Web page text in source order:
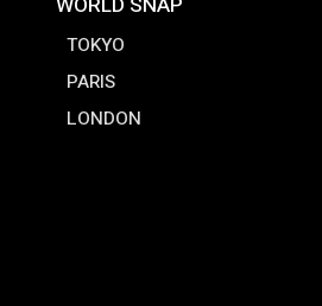
TOKYO
PARIS
LONDON